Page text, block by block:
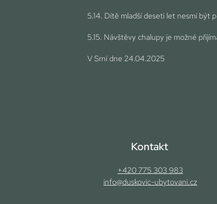
5.14. Dítě mladší deseti let nesmí být
5.15. Návštěvy chalupy je možné
V Srní dne 24.04.2025
Kontakt
+420 775 303 983
info@duskovic-ubytovani.cz